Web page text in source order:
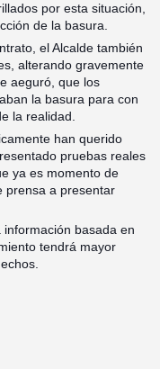
por esta situación,
de la basura.
el Alcalde también
alterando gravemente
aeguró, que los
la basura para con
la realidad.
han querido
pruebas reales
ya es momento de
prensa a presentar
basada en
tendrá mayor